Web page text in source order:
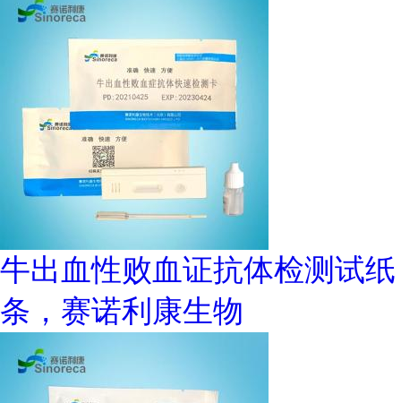
牛出血性败血证抗体检测试纸
条，赛诺利康生物